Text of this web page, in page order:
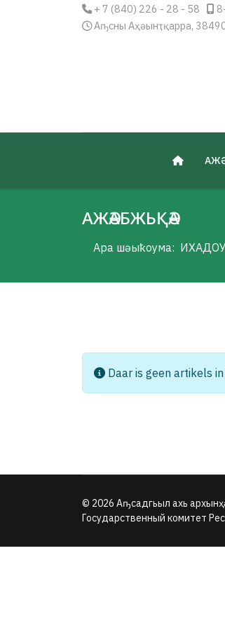
+ 7 (840) 226 - 28 - 58
Аҧсны Аҳәынҭқарра,
АЖӘАБЖЬҚӘА
Ара шәыҟоума: ИХАДОУ
Info
Daar is geen artikels
© 2026 Аҧсадгьыл ахь
Государственный комитет